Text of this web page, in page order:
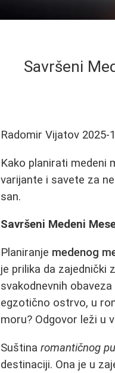
Savršeni
Radomir Vijatov 2025-
Kako planirati medeni
varijante i savete za
san.
Savršeni Medeni
Planiranje medenog
je prilika da zajednički
svakodnevnih
egzotično ostrvo, u
moru? Odgovor leži u
Suštinaromantičnog
destinaciji. Ona je u